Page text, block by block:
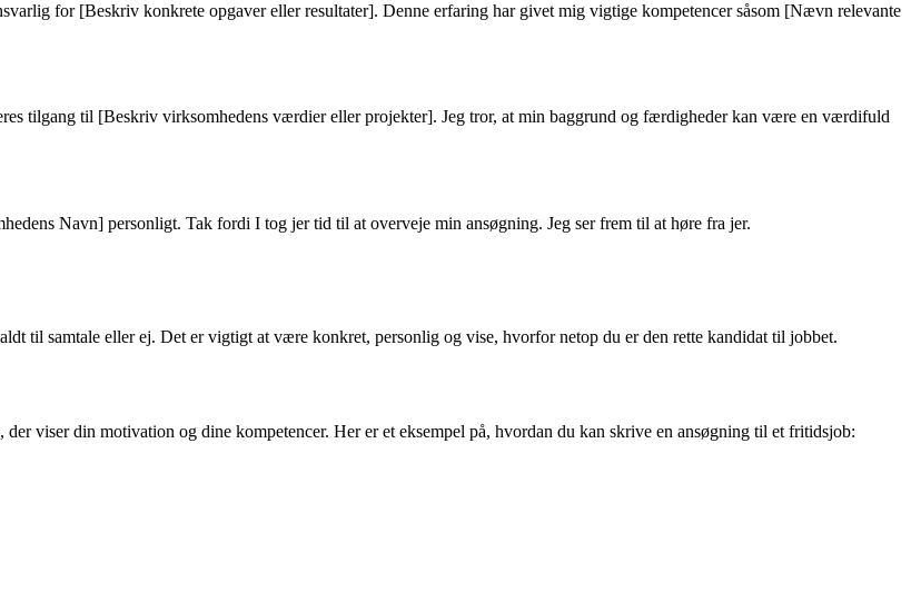
for [Beskriv konkrete opgaver eller resultater]. Denne erfaring har givet mig vigtige kompetencer såsom [Nævn relevante
tilgang til [Beskriv virksomhedens værdier eller projekter]. Jeg tror, at min baggrund og færdigheder kan være en værdifuld
Navn] personligt. Tak fordi I tog jer tid til at overveje min ansøgning. Jeg ser frem til at høre fra jer.
til samtale eller ej. Det er vigtigt at være konkret, personlig og vise, hvorfor netop du er den rette kandidat til jobbet.
viser din motivation og dine kompetencer. Her er et eksempel på, hvordan du kan skrive en ansøgning til et fritidsjob: